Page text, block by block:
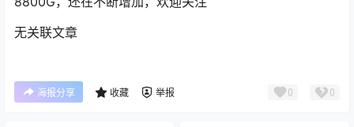
无关联文章
海报分享 收藏 举报 0 0